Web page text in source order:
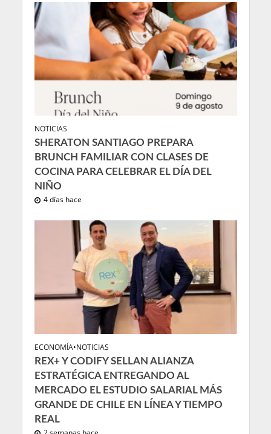
NOTICIAS
SHERATON SANTIAGO PREPARA
BRUNCH FAMILIAR CON CLASES DE
COCINA PARA CELEBRAR EL DÍA DEL
NIÑO
4 días hace
ECONOMÍA•NOTICIAS
REX+ Y CODIFY SELLAN ALIANZA
ESTRATÉGICA ENTREGANDO AL
MERCADO EL ESTUDIO SALARIAL MÁS
GRANDE DE CHILE EN LÍNEA Y TIEMPO
REAL